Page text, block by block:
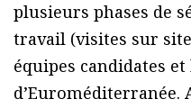
plusieurs phases de
travail (visites sur
équipes candidates et
d’Euroméditerranée.